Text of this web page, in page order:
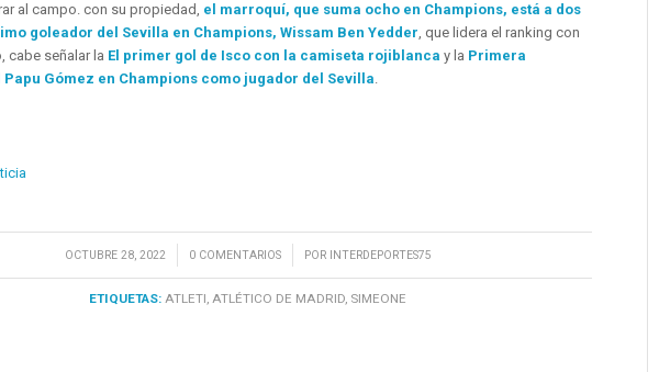
al campo. con su propiedad, el marroquí, que suma ocho en Champions, está a dos
goleador del Sevilla en Champions, Wissam Ben Yedder, que lidera el ranking con
cabe señalar la El primer gol de Isco con la camiseta rojiblanca y la Primera
Gómez en Champions como jugador del Sevilla.
OCTUBRE 28, 2022
/ 0 COMENTARIOS
/ POR INTERDEPORTES75
ETIQUETAS: ATLETI ATLÉTICO DE MADRID SIMEONE